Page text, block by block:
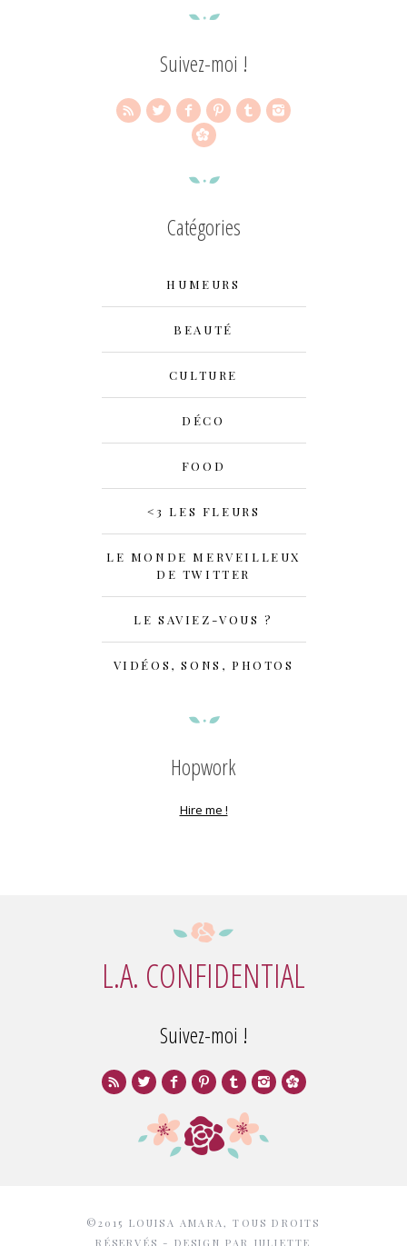
Suivez-moi !
Catégories
HUMEURS
BEAUTÉ
CULTURE
DÉCO
FOOD
<3 LES FLEURS
LE MONDE MERVEILLEUX
DE TWITTER
LE SAVIEZ-VOUS ?
VIDÉOS, SONS, PHOTOS
Hopwork
Hire me !
L.A. CONFIDENTIAL
Suivez-moi !
©2015 LOUISA AMARA, TOUS DROITS
RÉSERVÉS - DESIGN PAR JULIETTE